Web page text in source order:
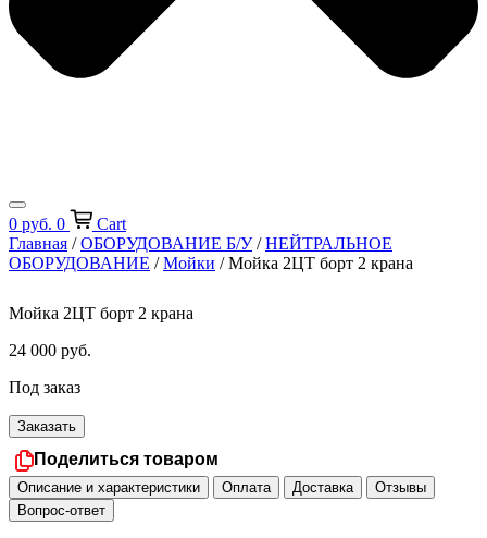
0 руб. 0
Cart
Главная /ОБОРУДОВАНИЕ Б/У/НЕЙТРАЛЬНОЕ
ОБОРУДОВАНИЕ /Мойки / Мойка 2ЦТ борт 2 крана
Мойка 2ЦТ борт 2 крана
24 000 руб.
Под заказ
Заказать
Поделиться товаром
Описание и характеристики Оплата Доставка
Отзывы
Вопрос-ответ